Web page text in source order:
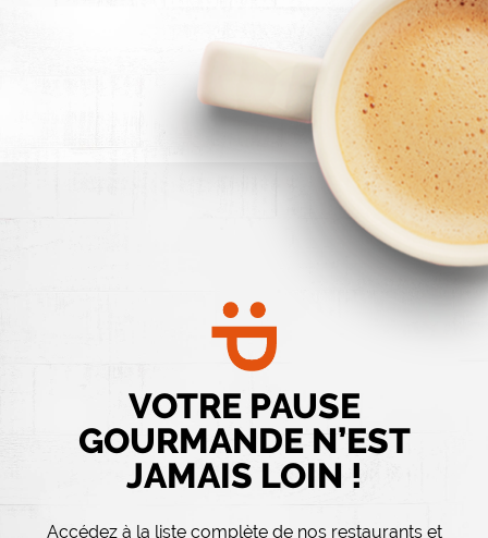
VOTRE PAUSE
GOURMANDE N’EST
JAMAIS LOIN !
Accédez à la liste complète de nos restaurants et